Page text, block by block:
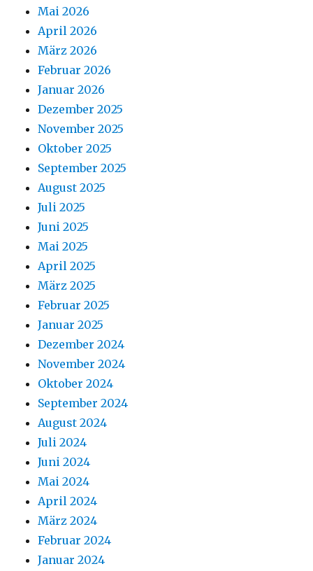
Mai 2026
April 2026
März 2026
Februar 2026
Januar 2026
Dezember 2025
November 2025
Oktober 2025
September 2025
August 2025
Juli 2025
Juni 2025
Mai 2025
April 2025
März 2025
Februar 2025
Januar 2025
Dezember 2024
November 2024
Oktober 2024
September 2024
August 2024
Juli 2024
Juni 2024
Mai 2024
April 2024
März 2024
Februar 2024
Januar 2024